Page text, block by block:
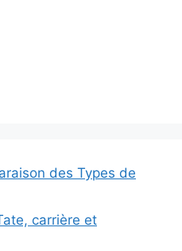
des Types de
carrière et